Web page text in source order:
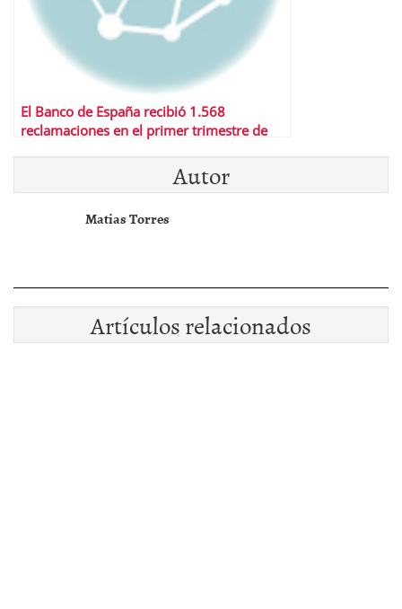
El Banco de España recibió 1.568
reclamaciones en el primer trimestre de
Autor
Matias Torres
Artículos relacionados